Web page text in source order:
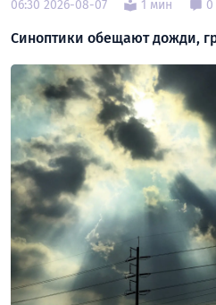
06:30 2026-08-07 1 мин 0
Синоптики обещают дожди,